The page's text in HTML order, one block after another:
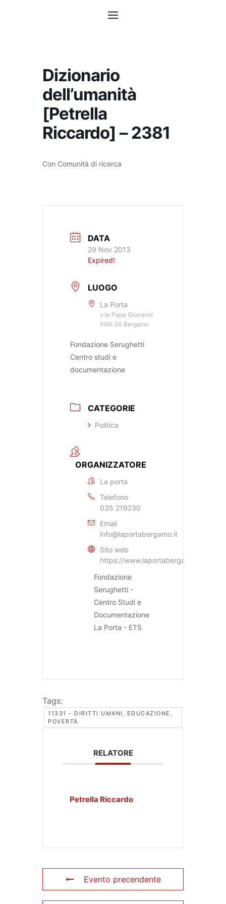
Menu
Dizionario
dell’umanità
[Petrella
Riccardo] – 2381
Con Comunità di ricerca
DATA
29 Nov 2013
Expired!
LUOGO
La Porta
v.le Papa Giovanni
XXIII 30 Bergamo
Fondazione Serughetti
Centro studi e
documentazione
CATEGORIE
Politica
ORGANIZZATORE
La porta
Telefono
035 219230
Email
info@laportabergamo.it
Sito web
https://www.laportabergamo.it
Fondazione
Serughetti -
Centro Studi e
Documentazione
La Porta - ETS
Tags:
11331 - DIRITTI UMANI‚ EDUCAZIONE‚
POVERTÀ
RELATORE
Petrella Riccardo
Evento precendente